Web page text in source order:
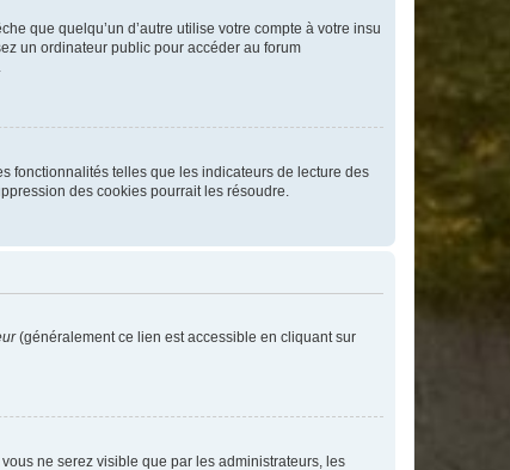
que quelqu’un d’autre utilise votre compte à votre insu
un ordinateur public pour accéder au forum
fonctionnalités telles que les indicateurs de lecture des
des cookies pourrait les résoudre.
(généralement ce lien est accessible en cliquant sur
ne serez visible que par les administrateurs, les